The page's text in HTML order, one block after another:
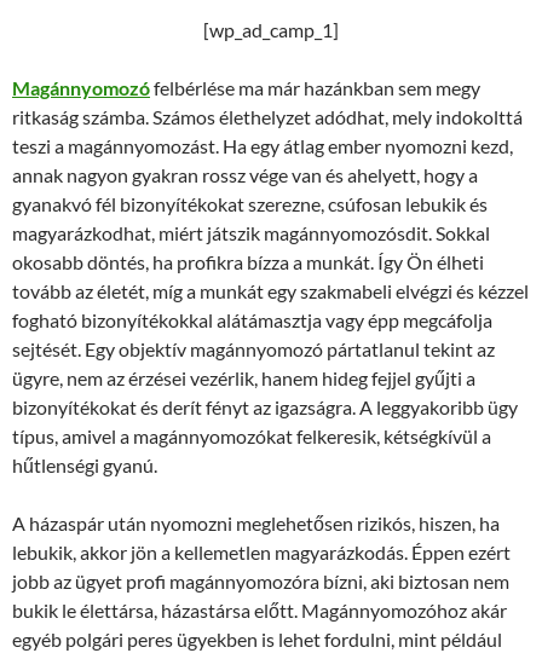
[wp_ad_camp_1]
Magánnyomozófelbérlése ma már hazánkban sem megy
ritkaság számba. Számos élethelyzet adódhat, mely indokolttá
teszi a magánnyomozást. Ha egy átlag ember nyomozni kezd,
annak nagyon gyakran rossz vége van és ahelyett, hogy a
gyanakvó fél bizonyítékokat szerezne, csúfosan lebukik és
magyarázkodhat, miért játszik magánnyomozósdit. Sokkal
okosabb döntés, ha profikra bízza a munkát. Így Ön élheti
tovább az életét, míg a munkát egy szakmabeli elvégzi és kézzel
fogható bizonyítékokkal alátámasztja vagy épp megcáfolja
sejtését. Egy objektív magánnyomozó pártatlanul tekint az
ügyre, nem az érzései vezérlik, hanem hideg fejjel gyűjti a
bizonyítékokat és derít fényt az igazságra. A leggyakoribb ügy
típus, amivel a magánnyomozókat felkeresik, kétségkívül a
hűtlenségi gyanú.
A házaspár után nyomozni meglehetősen rizikós, hiszen, ha
lebukik, akkor jön a kellemetlen magyarázkodás. Éppen ezért
jobb az ügyet profi magánnyomozóra bízni, aki biztosan nem
bukik le élettársa, házastársa előtt. Magánnyomozóhoz akár
egyéb polgári peres ügyekben is lehet fordulni, mint például